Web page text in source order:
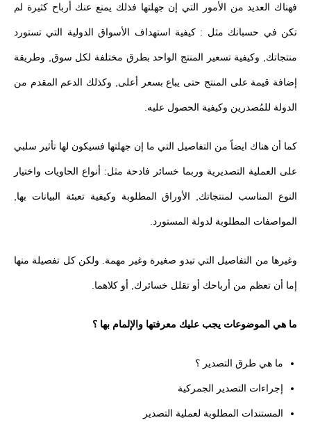
فهناك العديد من الأمور التي إن جهلتها فذلك يمنع عنك أرباح كثيرة لم
تكن في حسبانك مثل : كيفية استهداف الأسواق الدولية التي تستورد
منتجاتك, وكيفية تسعير المنتج الواحد بطرق مختلفة لكل سوق, وطريقة
إضافة قيمة على المنتج حتى يباع بسعر أعلى, وكذلك الدعم المقدم من
الدولة للمُصدرين وكيفية الحصول عليه.
كما أن هناك ايضاً من التفاصيل التي ما إن جهلتها فسيكون لها تأثير سلبي
على العملية التصديرية وربما خسائر فادحة مثل: أنواع الحاويات واختيار
النوع المناسب لمنتجاتك, الأوراق المطلوبة وكيفية تعبئة البيانات بها,
المواصفات المطلوبة لدولة المستورد.
وغيرها من التفاصيل التي تبدو صغيرة وغير مهمة. ولكن كل تفصيلة منها
إما أن تعظم من أرباحك أو تقلل خسائرك, أو كلاهما.
ما هي الموضوعات يجب عليك معرفتها والإلمام بها ؟
ما هي طرق التصدير ؟
إجراءات التصدير الجمركية
المستندات المطلوبة لعملية التصدير